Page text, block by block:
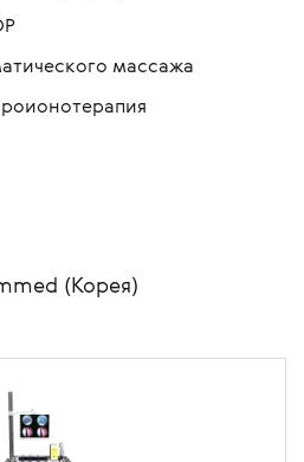
массажа
(Корея)